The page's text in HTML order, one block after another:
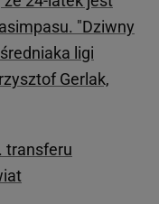
"Dziwny
ligi
Gerlak,
transferu